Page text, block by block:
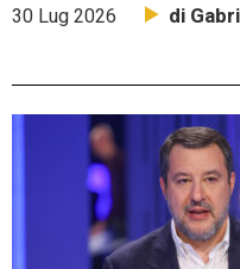
30 Lug 2026 di